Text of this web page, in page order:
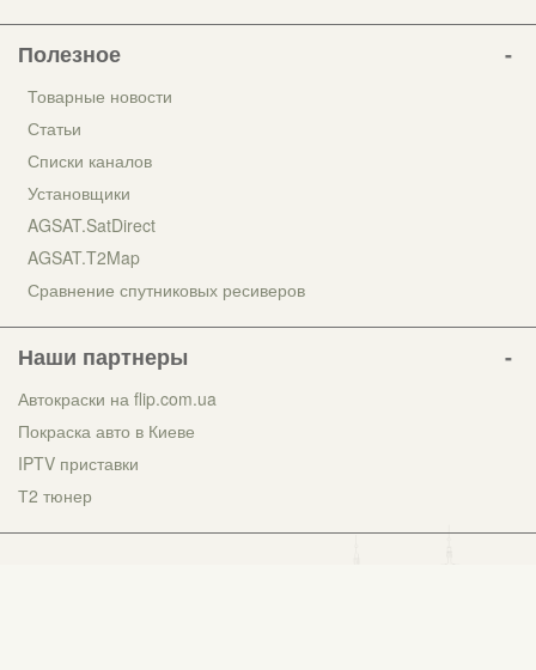
Полезное
Товарные новости
Статьи
Списки каналов
Установщики
AGSAT.SatDirect
AGSAT.T2Map
Сравнение спутниковых ресиверов
Наши партнеры
Автокраски на flip.com.ua
Покраска авто в Киеве
IPTV приставки
Т2 тюнер